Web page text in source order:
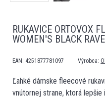
RUKAVICE ORTOVOX
WOMEN'S BLACK
EAN: 4251877781097 Výrobca:
Ľahké dámske fleecové
vnútornej strane, ktorá